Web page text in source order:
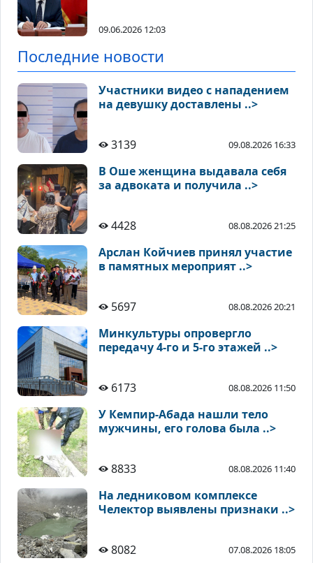
09.06.2026 12:03
Последние новости
Участники видео с нападением
на девушку доставлены ..>
3139 09.08.2026 16:33
В Оше женщина выдавала себя
за адвоката и получила ..>
4428 08.08.2026 21:25
Арслан Койчиев принял участие
в памятных мероприят ..>
5697 08.08.2026 20:21
Минкультуры опровергло
передачу 4-го и 5-го этажей ..>
6173 08.08.2026 11:50
У Кемпир-Абада нашли тело
мужчины, его голова была ..>
8833 08.08.2026 11:40
На ледниковом комплексе
Челектор выявлены признаки ..>
8082 07.08.2026 18:05